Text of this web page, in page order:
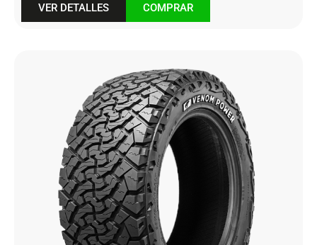
VER DETALLES COMPRAR